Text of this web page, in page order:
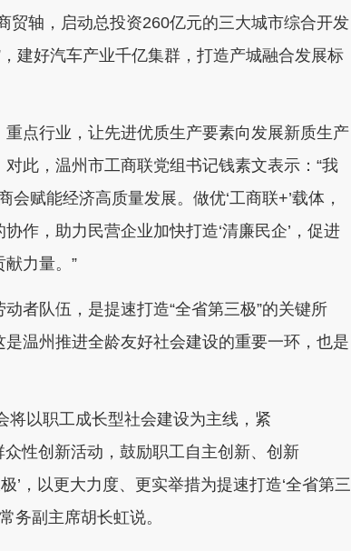
贸轴，启动总投资260亿元的三大城市综合开发
建好汽车产业千亿集群，打造产城融合发展标
点行业，让先进优质生产要素向发展新质生产
此，温州市工商联党组书记钱素文表示：“我
赋能经济高质量发展。做优‘工商联+’载体，
作，助力民营企业加快打造‘清廉民企’，促进
力量。”
队伍，是提速打造“全省第三极”的关键所
温州推进全龄友好社会建设的重要一环，也是
将以职工成长型社会建设为主线，紧
众性创新活动，鼓励职工自主创新、创新
’，以更大力度、更实举措为提速打造‘全省第三
务副主席胡长虹说。